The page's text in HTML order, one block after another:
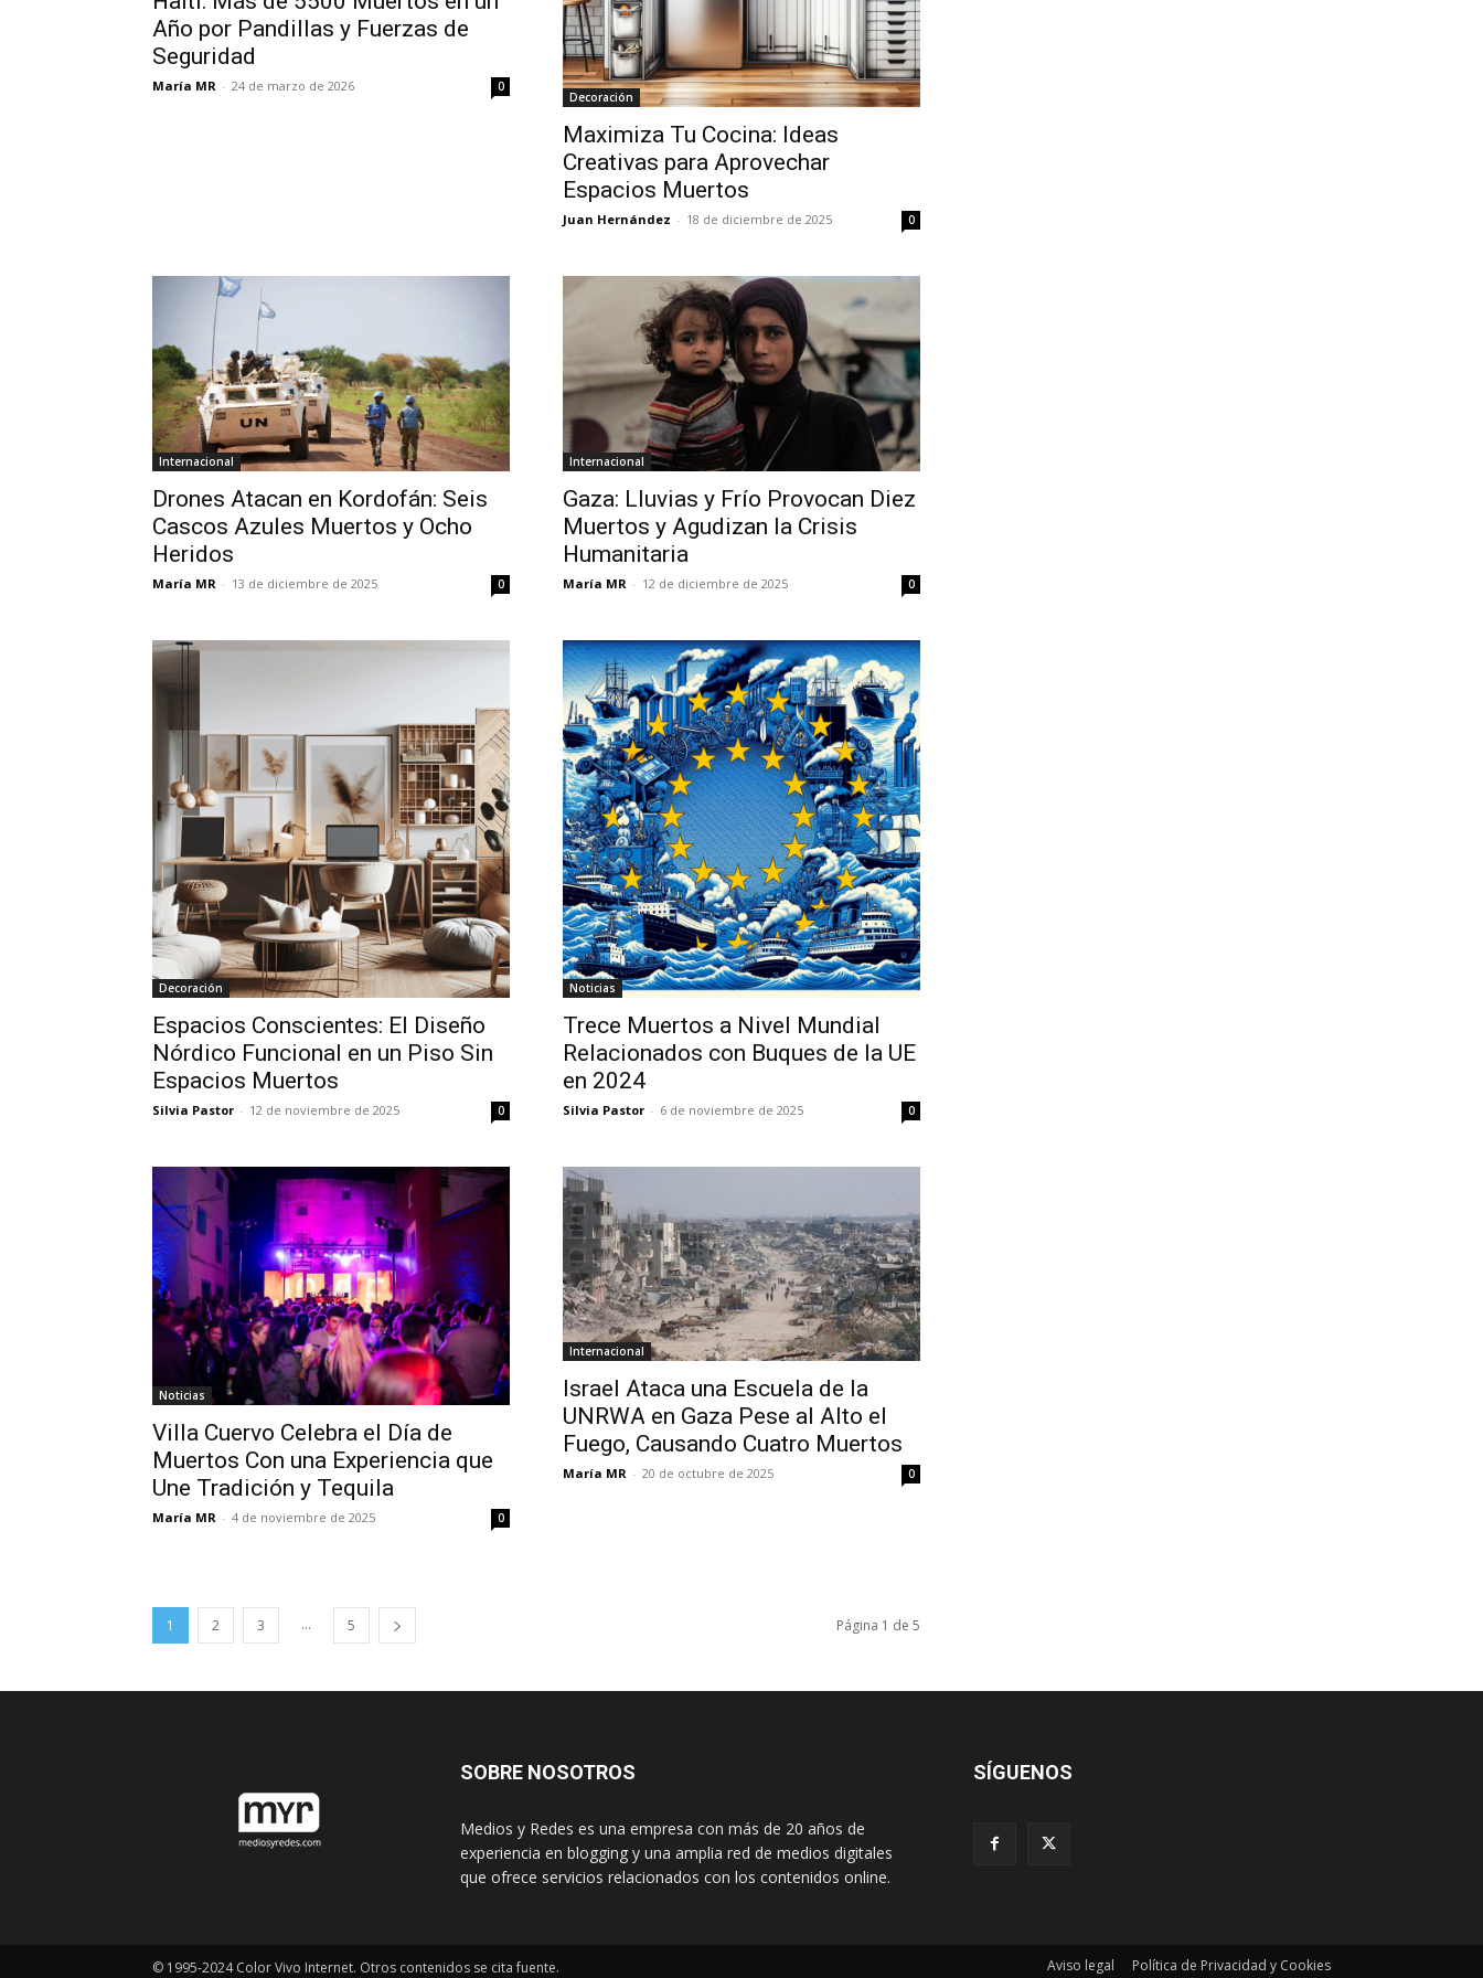
Año por Pandillas y Fuerzas de
Seguridad
María MR - 24 de marzo de 2026 0
Decoración
Maximiza Tu Cocina: Ideas
Creativas para Aprovechar
Espacios Muertos
Juan Hernández - 18 de diciembre de 2025 0
Internacional
Drones Atacan en Kordofán: Seis
Cascos Azules Muertos y Ocho
Heridos
María MR - 13 de diciembre de 2025 0
Internacional
Gaza: Lluvias y Frío Provocan Diez
Muertos y Agudizan la Crisis
Humanitaria
María MR - 12 de diciembre de 2025 0
Decoración
Espacios Conscientes: El Diseño
Nórdico Funcional en un Piso Sin
Espacios Muertos
Silvia Pastor - 12 de noviembre de 2025 0
Noticias
Trece Muertos a Nivel Mundial
Relacionados con Buques de la UE
en 2024
Silvia Pastor - 6 de noviembre de 2025 0
Noticias
Villa Cuervo Celebra el Día de
Muertos Con una Experiencia que
Une Tradición y Tequila
María MR - 4 de noviembre de 2025 0
Internacional
Israel Ataca una Escuela de la
UNRWA en Gaza Pese al Alto el
Fuego, Causando Cuatro Muertos
María MR - 20 de octubre de 2025 0
1 2 3 ... 5 Página 1 de 5
SOBRE NOSOTROS
Medios y Redes es una empresa con más de 20 años de
experiencia en blogging y una amplia red de medios digitales
que ofrece servicios relacionados con los contenidos online.
SÍGUENOS
© 1995-2024 Color Vivo Internet. Otros contenidos se cita fuente. Aviso legal Política de Privacidad y Cookies